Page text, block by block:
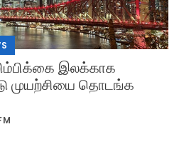
இலக்காக
முயற்சியை தொடங்க